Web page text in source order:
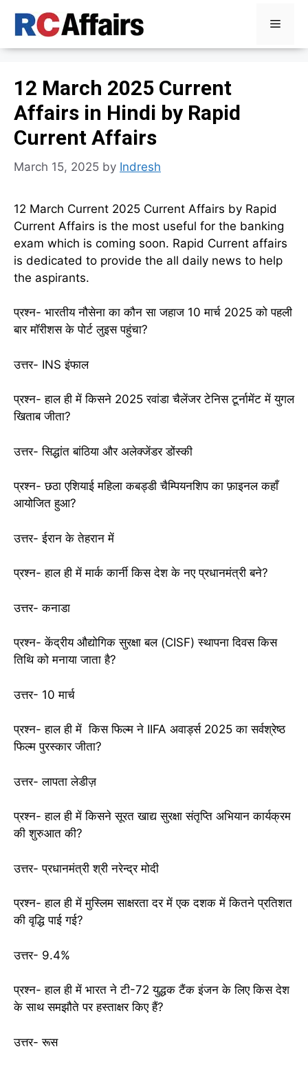
Menu
12 March 2025 Current
Affairs in Hindi by Rapid
Current Affairs
March 15, 2025 by Indresh
12 March Current 2025 Current Affairs by Rapid
Current Affairs is the most useful for the banking
exam which is coming soon. Rapid Current affairs
is dedicated to provide the all daily news to help
the aspirants.
प्रश्न- भारतीय नौसेना का कौन सा जहाज 10 मार्च 2025 को पहली
बार मॉरीशस के पोर्ट लुइस पहुंचा?
उत्तर- INS इंफाल
प्रश्न- हाल ही में किसने 2025 रवांडा चैलेंजर टेनिस टूर्नामेंट में युगल
खिताब जीता?
उत्तर- सिद्धांत बांठिया और अलेक्जेंडर डोंस्की
प्रश्न- छठा एशियाई महिला कबड्डी चैम्पियनशिप का फ़ाइनल कहाँ
आयोजित हुआ?
उत्तर- ईरान के तेहरान में
प्रश्न- हाल ही में मार्क कार्नी किस देश के नए प्रधानमंत्री बने?
उत्तर- कनाडा
प्रश्न- केंद्रीय औद्योगिक सुरक्षा बल (CISF) स्थापना दिवस किस
तिथि को मनाया जाता है?
उत्तर- 10 मार्च
प्रश्न- हाल ही में किस फिल्म ने IIFA अवार्ड्स 2025 का सर्वश्रेष्ठ
फिल्म पुरस्कार जीता?
उत्तर- लापता लेडीज़
प्रश्न- हाल ही में किसने सूरत खाद्य सुरक्षा संतृप्ति अभियान कार्यक्रम
की शुरुआत की?
उत्तर- प्रधानमंत्री श्री नरेन्द्र मोदी
प्रश्न- हाल ही में मुस्लिम साक्षरता दर में एक दशक में कितने प्रतिशत
की वृद्धि पाई गई?
उत्तर- 9.4%
प्रश्न- हाल ही में भारत ने टी-72 युद्धक टैंक इंजन के लिए किस देश
के साथ समझौते पर हस्ताक्षर किए हैं?
उत्तर- रूस